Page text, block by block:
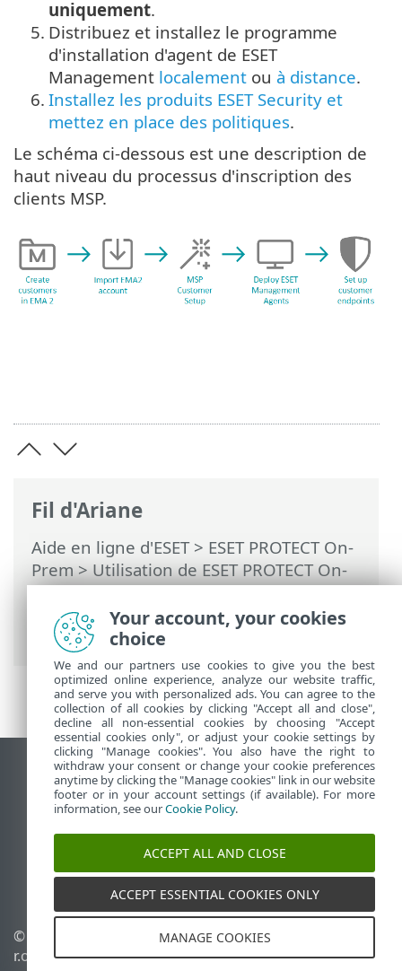
Fil d'Ariane
Aide en ligne d'ESET> ESET PROTECT On-
Prem>Utilisation de ESET PROTECT On-
Prem>ESET PROTECT On-Prem pour les
fournisseurs de services gérés>
Processus de déploiement pour MSP
uniquement.
5. Distribuez et installez le programme
d'installation d'agent de ESET
Management localement ou à distance.
6. Installez les produits ESET Security et
mettez en place des politiques.
Le schéma ci-dessous est une description de
haut niveau du processus d'inscription des
clients MSP.
Afficher le site pour ordinateur de bureau
End of Life
Base de connaissances ESET
Forum ESET
ESET Status Portal
Assistance régionale
© 1992 - 2026 ESET, spol. s
r.o. - Tous droits réservés.
Gérer les témoins
Politique relative aux
Your account, your cookies
choice
We and our partners use cookies to give you the best
optimized online experience, analyze our website traffic,
and serve you with personalized ads. You can agree to the
collection of all cookies by clicking "Accept all and close",
decline all non-essential cookies by choosing "Accept
essential cookies only", or adjust your cookie settings by
clicking "Manage cookies". You also have the right to
withdraw your consent or change your cookie preferences
anytime by clicking the "Manage cookies" link in our website
footer or in your account settings (if available). For more
information, see ourCookie Policy.
ACCEPT ALL AND CLOSE
ACCEPT ESSENTIAL COOKIES ONLY
MANAGE COOKIES